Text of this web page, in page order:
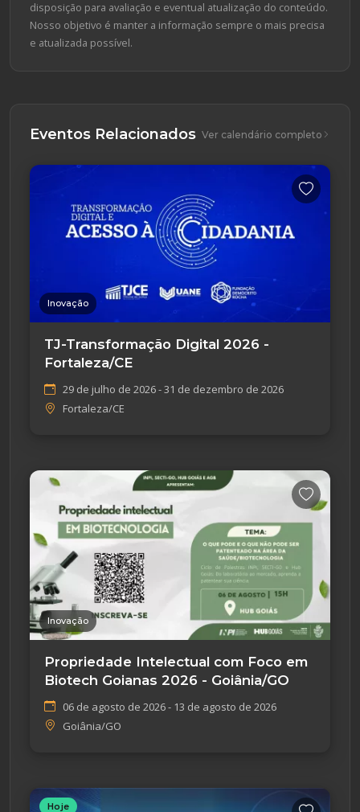
disposição para avaliação e eventual atualização do conteúdo.
Nosso objetivo é manter a informação sempre o mais precisa
e atualizada possível.
Eventos Relacionados Ver calendário completo
Inovação
TJ-Transformação Digital 2026 -
Fortaleza/CE
29 de julho de 2026 - 31 de dezembro de 2026
Fortaleza/CE
Inovação
Propriedade Intelectual com Foco em
Biotech Goianas 2026 - Goiânia/GO
06 de agosto de 2026 - 13 de agosto de 2026
Goiânia/GO
Hoje